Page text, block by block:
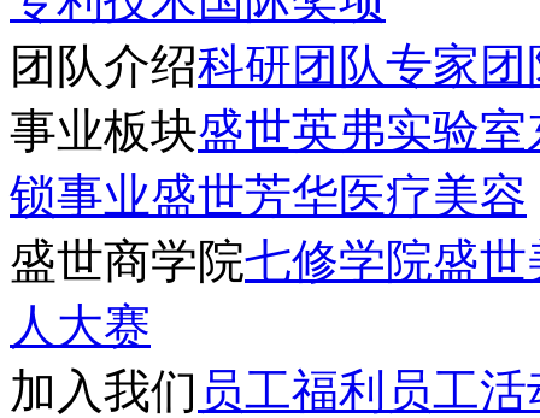
团队介绍科研团队专家团
事业板块盛世英弗实验室
锁事业盛世芳华医疗美容
盛世商学院七修学院盛世
人大赛
加入我们 员工福利 员工活